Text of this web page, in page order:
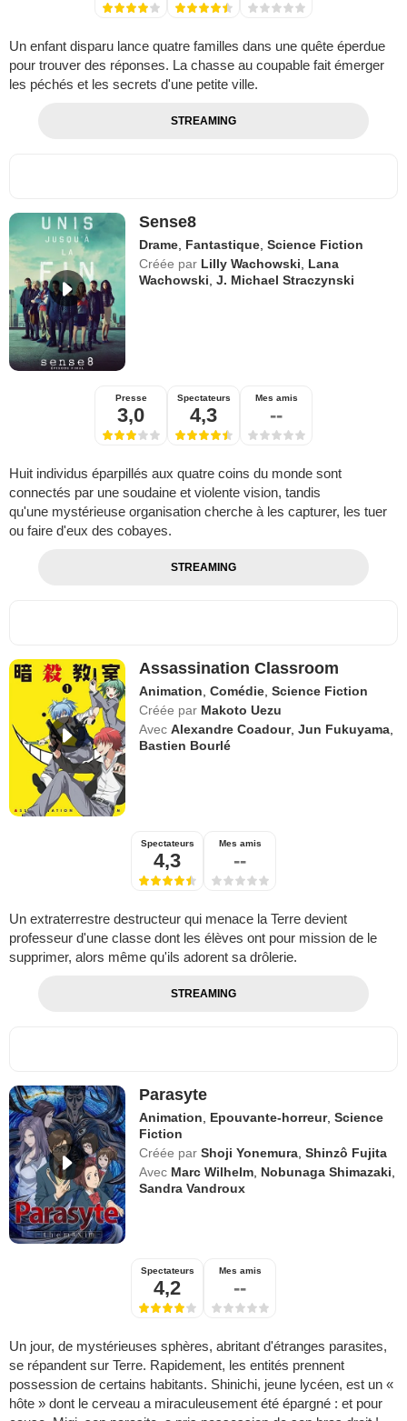
Un enfant disparu lance quatre familles dans une quête éperdue
pour trouver des réponses. La chasse au coupable fait émerger
les péchés et les secrets d'une petite ville.
STREAMING
Sense8
Drame Fantastique ,Science Fiction
Créée par Lilly Wachowski
Lana
Wachowski ,J. Michael Straczynski
Presse
3,0
Spectateurs
4,3
Mes amis
--
Huit individus éparpillés aux quatre coins du monde sont
connectés par une soudaine et violente vision, tandis
qu'une mystérieuse organisation cherche à les capturer, les tuer
ou faire d'eux des cobayes.
STREAMING
Assassination Classroom
Animation ,Comédie ,Science Fiction
Créée par Makoto Uezu
Avec Alexandre Coadour,Jun Fukuyama
Bastien Bourlé
Spectateurs
4,3
Mes amis
--
Un extraterrestre destructeur qui menace la Terre devient
professeur d'une classe dont les élèves ont pour mission de le
supprimer, alors même qu'ils adorent sa drôlerie.
STREAMING
Parasyte
Animation, Epouvante-horreur,Science
Fiction
Créée par Shoji Yonemura,Shinzô Fujita
Avec Marc Wilhelm, Nobunaga Shimazaki,
Sandra Vandroux
Spectateurs
4,2
Mes amis
--
Un jour, de mystérieuses sphères, abritant d'étranges parasites,
se répandent sur Terre. Rapidement, les entités prennent
possession de certains habitants. Shinichi, jeune lycéen, est un «
hôte » dont le cerveau a miraculeusement été épargné : et pour